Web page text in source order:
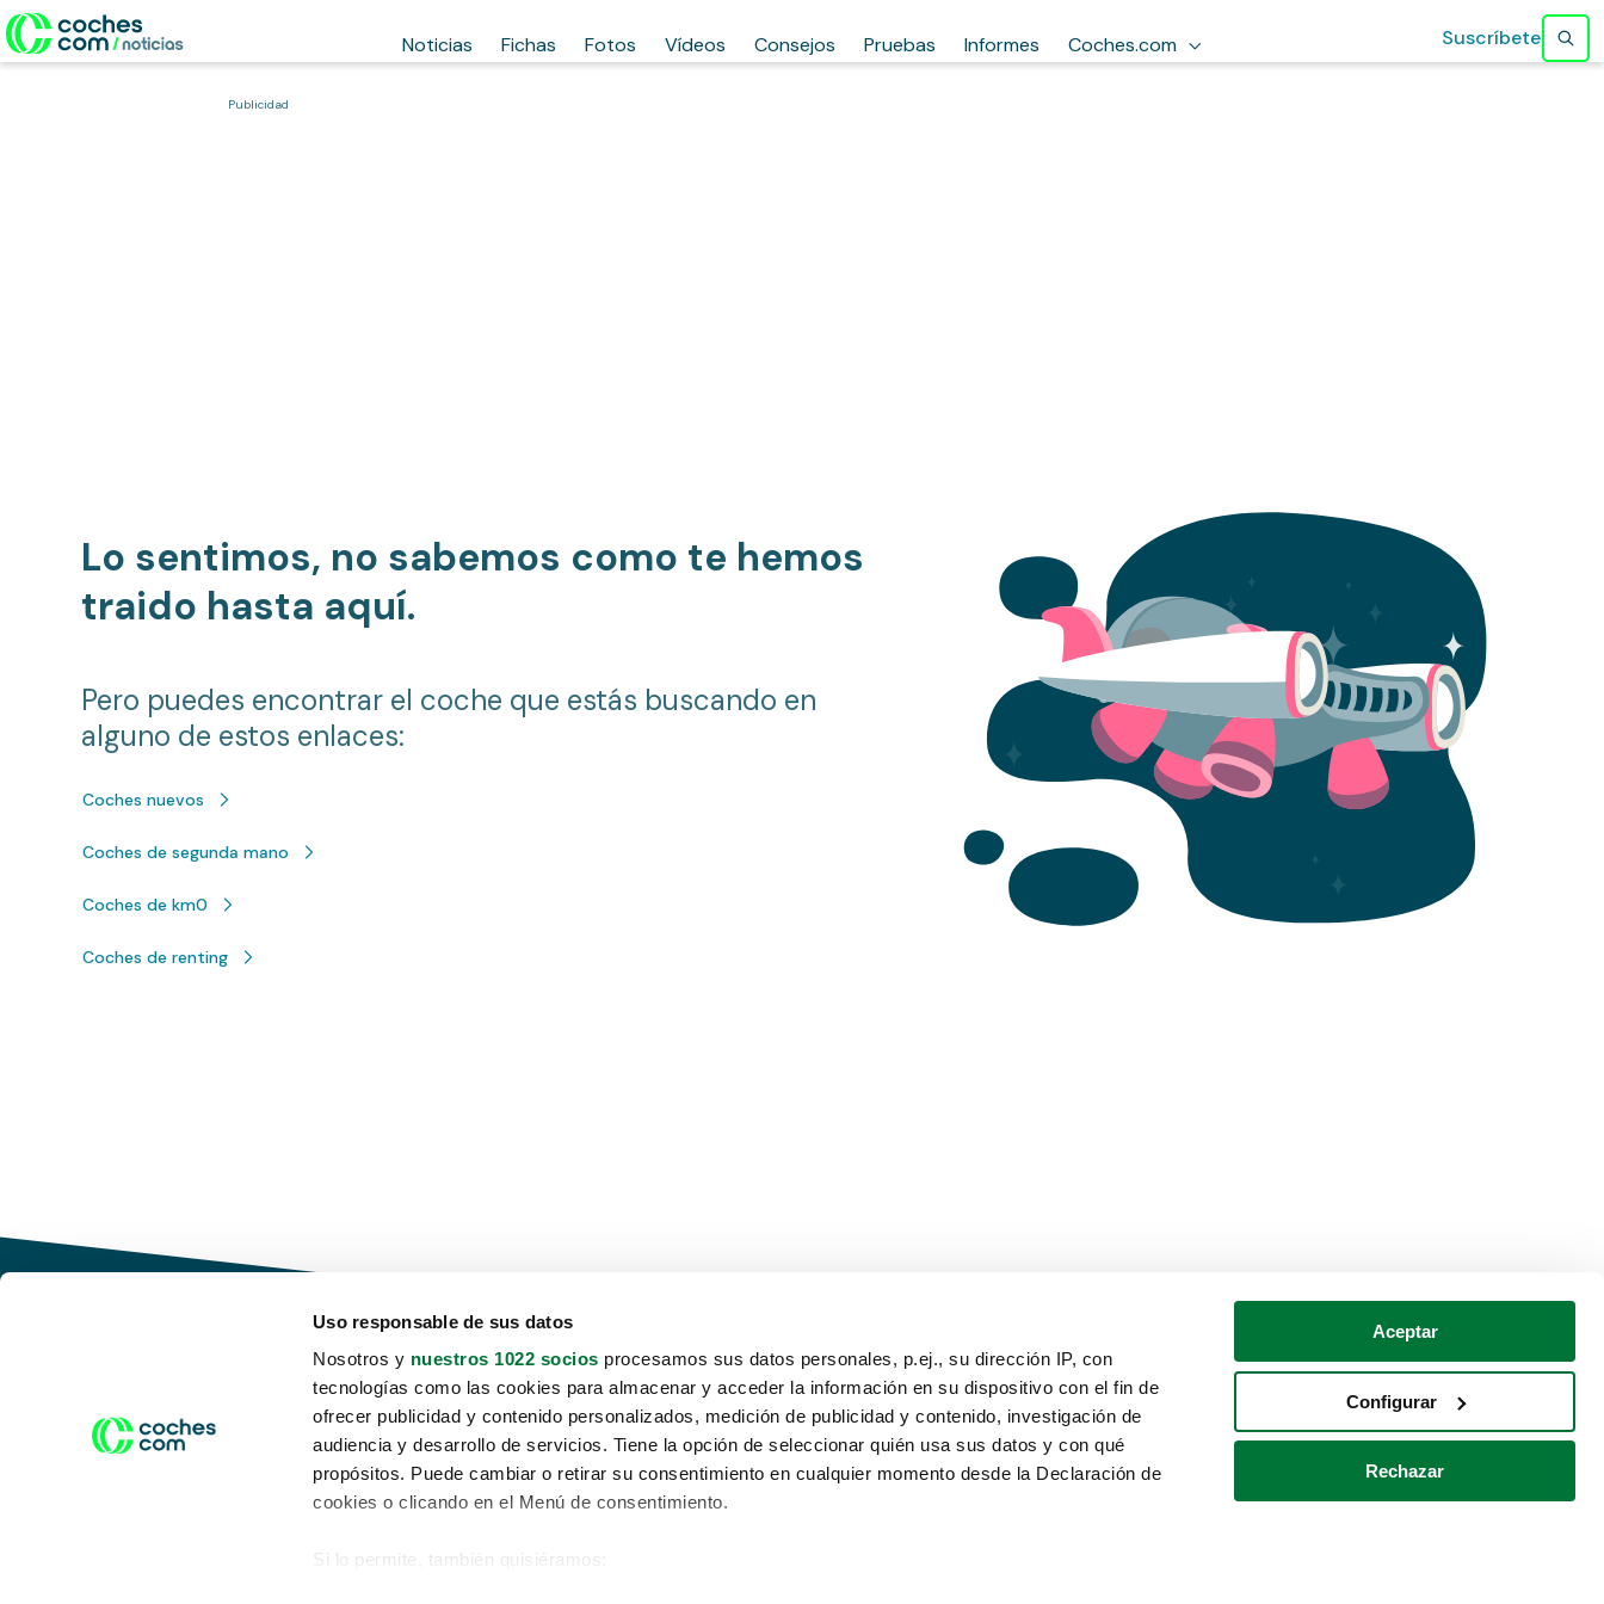
Uso responsable de sus datos
Nosotros y nuestros 1022 socios procesamos sus datos personales, p.ej., su dirección IP, con
tecnologías como las cookies para almacenar y acceder la información en su dispositivo con el fin de
ofrecer publicidad y contenido personalizados, medición de publicidad y contenido, investigación de
audiencia y desarrollo de servicios. Tiene la opción de seleccionar quién usa sus datos y con qué
propósitos. Puede cambiar o retirar su consentimiento en cualquier momento desde la Declaración de
cookies o clicando en el Menú de consentimiento.
Si lo permite, también quisiéramos:
Aceptar
Configurar
Rechazar
Noticias Fichas Fotos Vídeos Consejos Pruebas Informes Coches.com Suscríbete
Publicidad
Lo sentimos, no sabemos como te hemos
traido hasta aquí.
Pero puedes encontrar el coche que estás buscando en
alguno de estos enlaces:
Coches nuevos
Coches de segunda mano
Coches de km0
Coches de renting
Conduce tu futuro,
desata tu movilidad